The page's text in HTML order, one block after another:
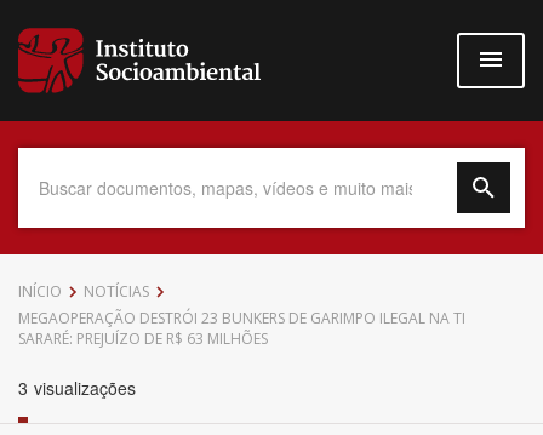
para
conteúdo
Data do Documento
INÍCIO
NOTÍCIAS
MEGAOPERAÇÃO DESTRÓI 23 BUNKERS DE GARIMPO ILEGAL NA TI
SARARÉ: PREJUÍZO DE R$ 63 MILHÕES
3 visualizações